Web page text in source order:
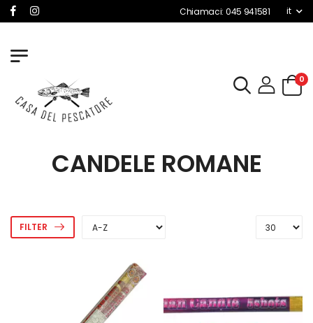
Chiamaci: 045 941581 it
0
CANDELE ROMANE
FILTER